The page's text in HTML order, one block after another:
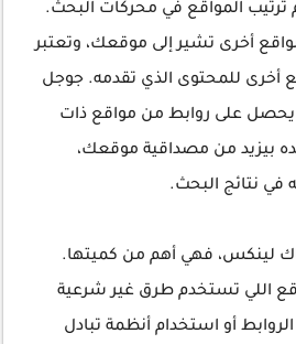
المواقع في محركات البحث.
أخرى تشير إلى موقعك، وتعتبر
أخرى للمحتوى الذي تقدمه. جوجل
يحصل على روابط من مواقع ذات
بيزيد من مصداقية موقعك،
في نتائج البحث.
لينكس، فهي أهم من كميتها.
اللي تستخدم طرق غير شرعية
أو استخدام أنظمة تبادل